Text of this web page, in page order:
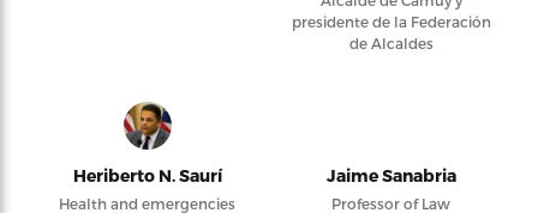
presidente de la Federación
de Alcaldes
Heriberto N. Saurí
Health and emergencies
Jaime Sanabria
Professor of Law